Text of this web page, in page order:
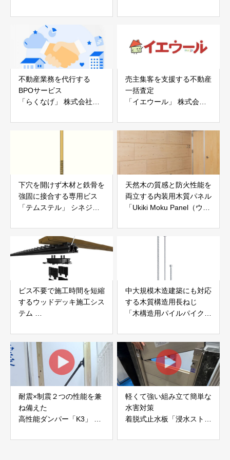
白山工業株式会社
不動産業務を代行する
BPOサービス
「らくなげ」 株式会社い
売主集客を支援する不動産
一括査定
「イエウール」 株式会社
下穴を開けず木材と鉄骨を
強固に接合する専用ビス
「テムステル」 シネジッ
天然木の質感と防火性能を
両立する内装用木質パネル
「Ukiki Moku Panel（ウキ
社サンパテック
ビス不要で施工時間を短縮
するウッドデッキ施工シス
テム
JAPAN
中大規模木造建築にも対応
する木質構造用長ねじ
「木構造用パイルパイクビ
耐震×制震２つの性能を兼
ね備えた
高性能ダンパー「K3」 富
軽くて強い組み立て簡単な
水害対策
着脱式止水板「浸水ストッ
富士工業株式会社